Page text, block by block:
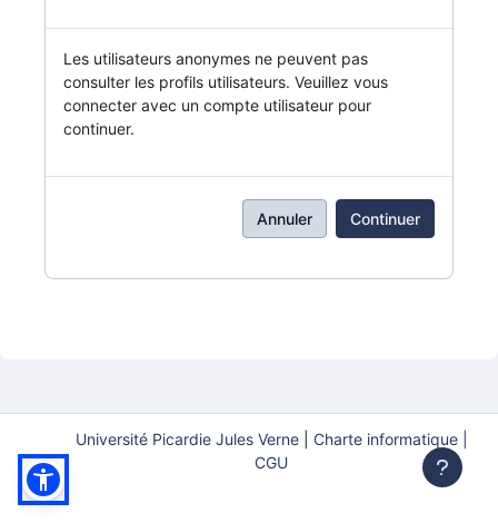
Les utilisateurs anonymes ne peuvent pas
consulter les profils utilisateurs. Veuillez vous
connecter avec un compte utilisateur pour
continuer.
Annuler Continuer
Université Picardie Jules Verne|
Charte informatique |
CGU